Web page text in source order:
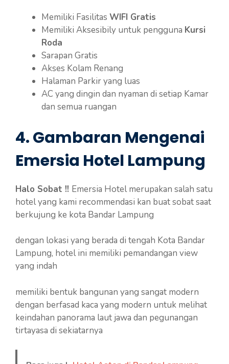
Memiliki Fasilitas WIFI Gratis
Memiliki Aksesibily untuk pengguna Kursi
Roda
Sarapan Gratis
Akses Kolam Renang
Halaman Parkir yang luas
AC yang dingin dan nyaman di setiap Kamar
dan semua ruangan
4. Gambaran Mengenai
Emersia Hotel Lampung
Halo Sobat !! Emersia Hotel merupakan salah satu
hotel yang kami recommendasi kan buat sobat saat
berkujung ke kota Bandar Lampung
dengan lokasi yang berada di tengah Kota Bandar
Lampung, hotel ini memiliki pemandangan view
yang indah
memiliki bentuk bangunan yang sangat modern
dengan berfasad kaca yang modern untuk melihat
keindahan panorama laut jawa dan pegunangan
tirtayasa di sekiatarnya